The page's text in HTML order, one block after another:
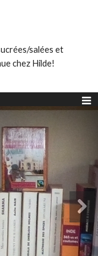
salées et
chez Hilde!